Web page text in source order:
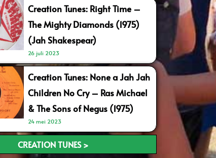
Creation Tunes: Right Time –
The Mighty Diamonds (1975)
(Jah Shakespear)
26 juli 2023
Creation Tunes: None a Jah Jah
Children No Cry – Ras Michael
& The Sons of Negus (1975)
24 mei 2023
CREATION TUNES >